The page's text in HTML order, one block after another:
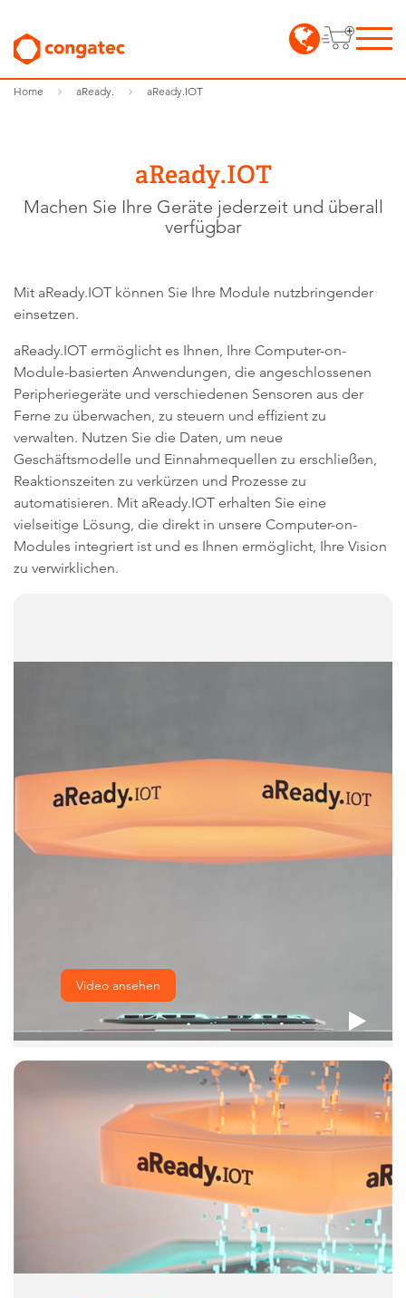
Home aReady. aReady.IOT
aReady.IOT
Machen Sie Ihre Geräte jederzeit und überall
verfügbar
Mit aReady.IOT können Sie Ihre Module nutzbringender
einsetzen.
aReady.IOT ermöglicht es Ihnen, Ihre Computer-on-
Module-basierten Anwendungen, die angeschlossenen
Peripheriegeräte und verschiedenen Sensoren aus der
Ferne zu überwachen, zu steuern und effizient zu
verwalten. Nutzen Sie die Daten, um neue
Geschäftsmodelle und Einnahmequellen zu erschließen,
Reaktionszeiten zu verkürzen und Prozesse zu
automatisieren. Mit aReady.IOT erhalten Sie eine
vielseitige Lösung, die direkt in unsere Computer-on-
Modules integriert ist und es Ihnen ermöglicht, Ihre Vision
zu verwirklichen.
Video ansehen